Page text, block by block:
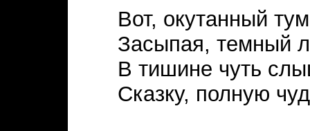
Вот, окутанный
Засыпая, темный
В тишине чуть
Сказку, полную